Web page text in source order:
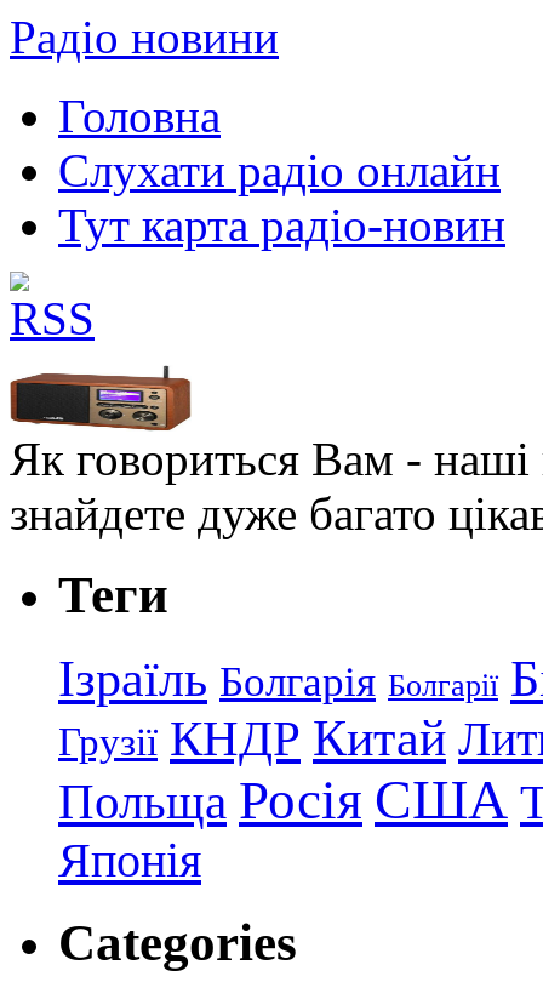
Радіо новини
Головна
Слухати радіо онлайн
Тут карта радіо-новин
Як говориться Вам - наші
знайдете дуже багато
Теги
Ізраїль Болгарія Болгарії
Грузії КНДР Китай
Польща Росія США
Японія
Categories